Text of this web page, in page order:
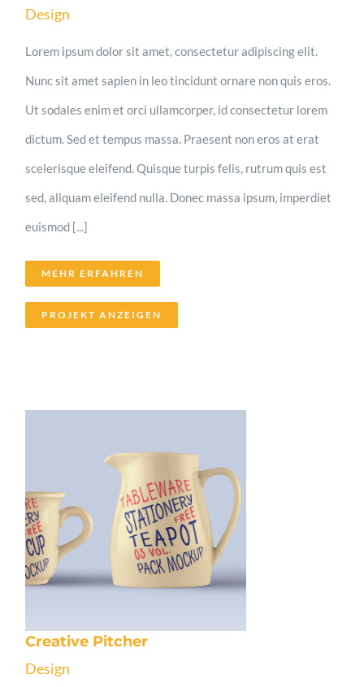
Design
Lorem ipsum dolor sit amet, consectetur adipiscing elit.
Nunc sit amet sapien in leo tincidunt ornare non quis eros.
Ut sodales enim et orci ullamcorper, id consectetur lorem
dictum. Sed et tempus massa. Praesent non eros at erat
scelerisque eleifend. Quisque turpis felis, rutrum quis est
sed, aliquam eleifend nulla. Donec massa ipsum, imperdiet
euismod [...]
MEHR ERFAHREN
PROJEKT ANZEIGEN
Creative Pitcher
Design